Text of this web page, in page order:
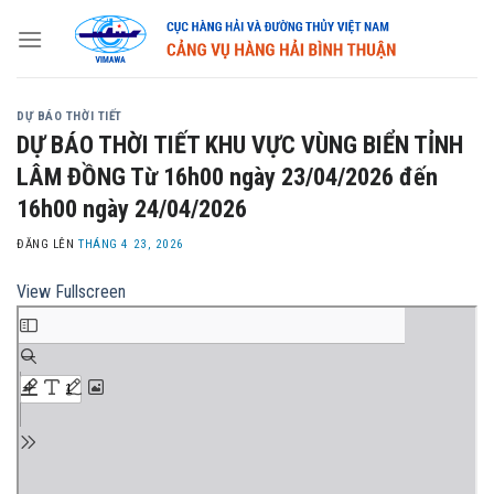
DỰ BÁO THỜI TIẾT
DỰ BÁO THỜI TIẾT KHU VỰC VÙNG BIỂN TỈNH
LÂM ĐỒNG Từ 16h00 ngày 23/04/2026 đến
16h00 ngày 24/04/2026
ĐĂNG LÊNTHÁNG 4 23, 2026
View Fullscreen